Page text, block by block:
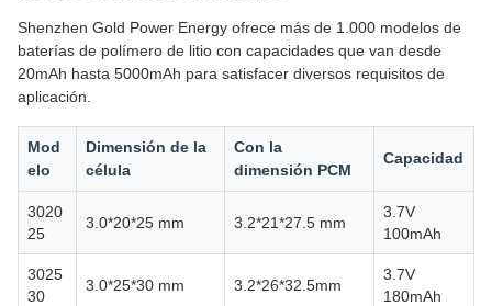
Shenzhen Gold Power Energy ofrece más de 1.000 modelos de
baterías de polímero de litio con capacidades que van desde
20mAh hasta 5000mAh para satisfacer diversos requisitos de
aplicación.
Mod
elo
Dimensión de la
célula
Con la
dimensión PCM
Capacidad
3020
25
3.0*20*25 mm 3.2*21*27.5 mm
3.7V
100mAh
3025
30
3.0*25*30 mm 3.2*26*32.5mm
3.7V
180mAh